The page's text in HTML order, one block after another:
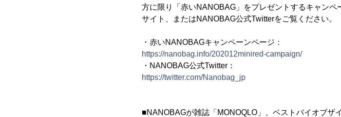
方に限り「赤いNANOBAG」をプレゼントするキャン
サイト、またはNANOBAG公式Twitterをご覧ください。
・赤いNANOBAGキャンペーンページ：
https://nanobag.info/202012minired-campaign/
・NANOBAG公式Twitter：
https://twitter.com/Nanobag_jp
■NANOBAGが雑誌「MONOQLO」、ベストバイオブザ